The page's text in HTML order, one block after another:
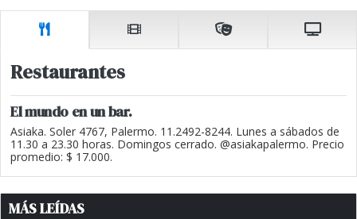
Restaurantes
El mundo en un bar.
Asiaka. Soler 4767, Palermo. 11.2492-8244. Lunes a sábados de
11.30 a 23.30 horas. Domingos cerrado. @asiakapalermo. Precio
promedio: $ 17.000.
MÁS LEÍDAS